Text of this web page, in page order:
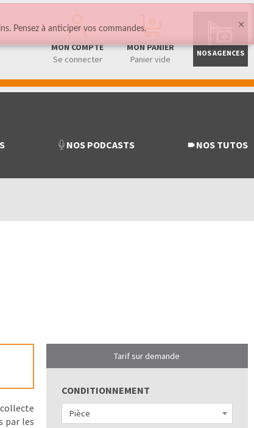
MON COMPTE
Se connecter
MON PANIER
Panier vide
NOS AGENCES
NOS PODCASTS NOS TUTOS
Tarif sur demande
CONDITIONNEMENT
Pièce
par les
Pensez à anticiper vos commandes.